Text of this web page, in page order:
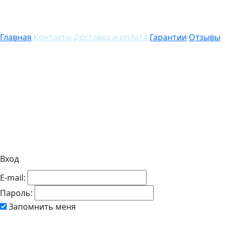
Главная Контакты Доставка и оплата Гарантии Отзывы
Вход
E-mail:
Пароль:
Запомнить меня